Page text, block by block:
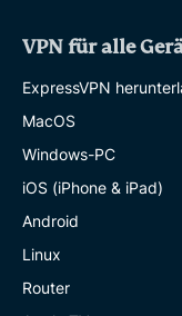
VPN für alle
ExpressVPN
MacOS
Windows-PC
iOS (iPhone & iPad)
Android
Linux
Router